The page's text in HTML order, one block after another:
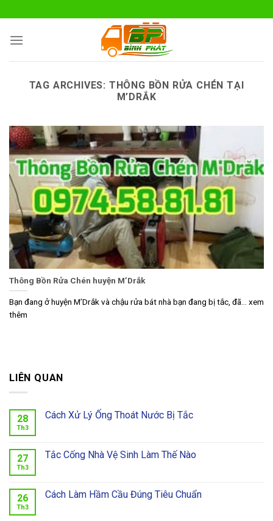
to
content
TAG ARCHIVES: THÔNG BỒN RỬA CHÉN TẠI
M’DRẮK
Thông Bồn Rửa Chén huyện M’Drắk
Bạn đang ở huyện M’Drắk và chậu rửa bát nhà bạn đang bị tắc, đã... xem
thêm
LIÊN QUAN
28
Th3
Cách Xử Lý Ống Thoát Nước Bị Tắc
27
Th3
Tắc Cống Nhà Vệ Sinh Làm Thế Nào
26
Th3
Cách Làm Hầm Cầu Đúng Tiêu Chuẩn